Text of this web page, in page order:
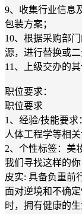
9、收集行业信息
包装方案；
10、根据采购部
源，进行替换或二
11、上级交办的其
职位要求：
职位要求
1、经验/技能要求
人体工程学等相
2、个性标签：美
我们寻找这样的你
皮实: 具备负重前
面对逆境和不确
时，拥有健康的